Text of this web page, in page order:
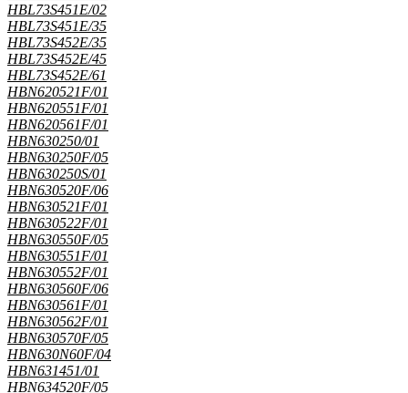
HBL73S451E/02
HBL73S451E/35
HBL73S452E/35
HBL73S452E/45
HBL73S452E/61
HBN620521F/01
HBN620551F/01
HBN620561F/01
HBN630250/01
HBN630250F/05
HBN630250S/01
HBN630520F/06
HBN630521F/01
HBN630522F/01
HBN630550F/05
HBN630551F/01
HBN630552F/01
HBN630560F/06
HBN630561F/01
HBN630562F/01
HBN630570F/05
HBN630N60F/04
HBN631451/01
HBN634520F/05